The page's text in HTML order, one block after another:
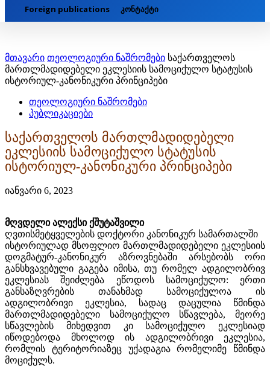
Foreign publications კონტაქტი
მთავარი თეოლოგიური ნაშრომები საქართველოს
მართლმადიდებელი ეკლესიის სამოციქულო სტატუსის
ისტორიულ-კანონიკური პრინციპები
თეოლოგიური ნაშრომები
პუბლიკაციები
საქართველოს მართლმადიდებელი
ეკლესიის სამოციქულო სტატუსის
ისტორიულ-კანონიკური პრინციპები
იანვარი 6, 2023
მღვდელი ალექსი ქშუტაშვილი
ღვთისმეტყველების დოქტორი კანონიკურ სამართალში
ისტორიულად მსოფლიო მართლმადიდებელი ეკლესიის
დოგმატურ-კანონიკურ აზროვნებაში არსებობს ორი
განსხვავებული გაგება იმისა, თუ რომელ ადგილობრივ
ეკლესიას შეიძლება ეწოდოს სამოციქულო: ერთი
განსაზღვრების თანახმად სამოციქულოა ის
ადგილობრივი ეკლესია, სადაც დაცულია წმინდა
მართლმადიდებელი სამოციქულო სწავლება, მეორე
სწავლების მიხედვით კი სამოციქულო ეკლესიად
იწოდებოდა მხოლოდ ის ადგილობრივი ეკლესია,
რომლის ტერიტორიაზეც უქადაგია რომელიმე წმინდა
მოციქულს.